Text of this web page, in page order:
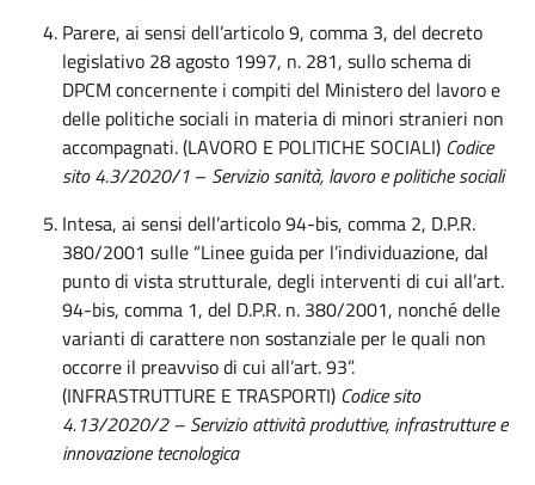
Parere, ai sensi dell’articolo 9, comma 3, del decreto
legislativo 28 agosto 1997, n. 281, sullo schema di
DPCM concernente i compiti del Ministero del lavoro e
delle politiche sociali in materia di minori stranieri non
accompagnati. (LAVORO E POLITICHE SOCIALI) Codice
sito 4.3/2020/1 – Servizio sanità, lavoro e politiche sociali
Intesa, ai sensi dell’articolo 94-bis, comma 2, D.P.R.
380/2001 sulle “Linee guida per l’individuazione, dal
punto di vista strutturale, degli interventi di cui all’art.
94-bis, comma 1, del D.P.R. n. 380/2001, nonché delle
varianti di carattere non sostanziale per le quali non
occorre il preavviso di cui all’art. 93”.
(INFRASTRUTTURE E TRASPORTI) Codice sito
4.13/2020/2 – Servizio attività produttive, infrastrutture e
innovazione tecnologica